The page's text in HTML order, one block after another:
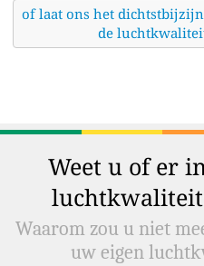
of laat ons het
de
Weet u of er
Waarom zou u niet
uw eigen